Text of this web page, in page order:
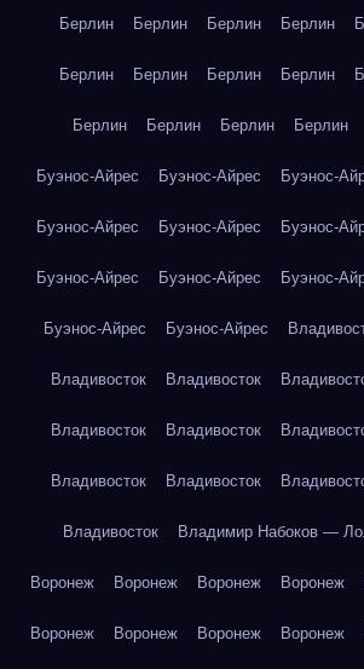
Берлин Берлин Берлин Берлин
Берлин Берлин Берлин Берлин
Берлин Берлин Берлин Берлин
Буэнос-Айрес Буэнос-Айрес Буэнос-
Буэнос-Айрес Буэнос-Айрес Буэнос-
Буэнос-Айрес Буэнос-Айрес Буэнос-
Буэнос-Айрес Буэнос-Айрес
Владивосток Владивосток
Владивосток Владивосток
Владивосток Владивосток
Владивосток Владимир Набоков —
Воронеж Воронеж Воронеж Воронеж
Воронеж Воронеж Воронеж Воронеж